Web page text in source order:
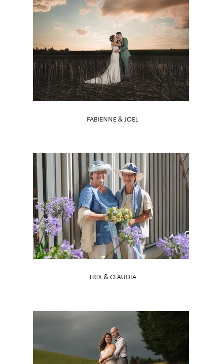
FABIENNE & JOEL
TRIX & CLAUDIA